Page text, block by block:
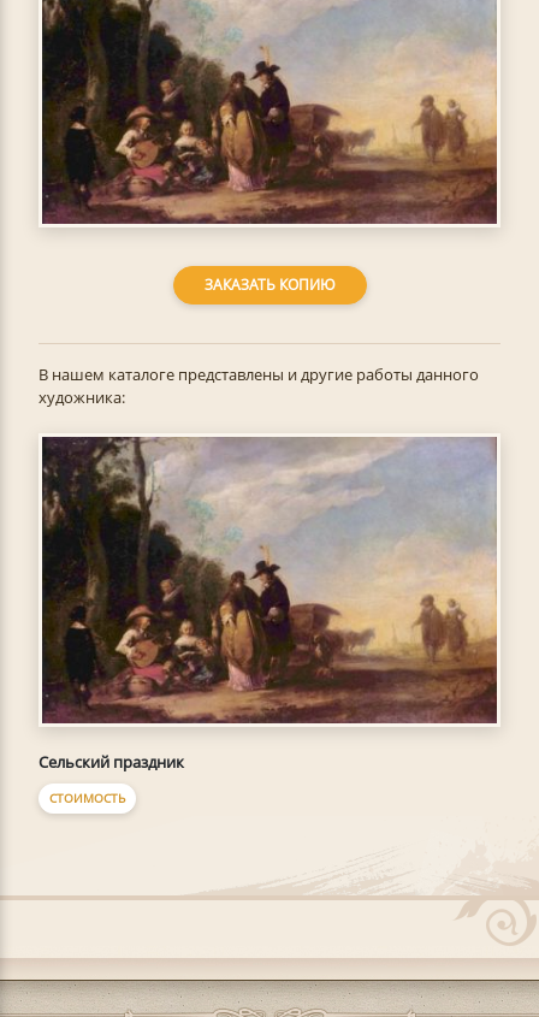
ЗАКАЗАТЬ КОПИЮ
В нашем каталоге представлены и другие работы данного
художника:
Сельский праздник
СТОИМОСТЬ